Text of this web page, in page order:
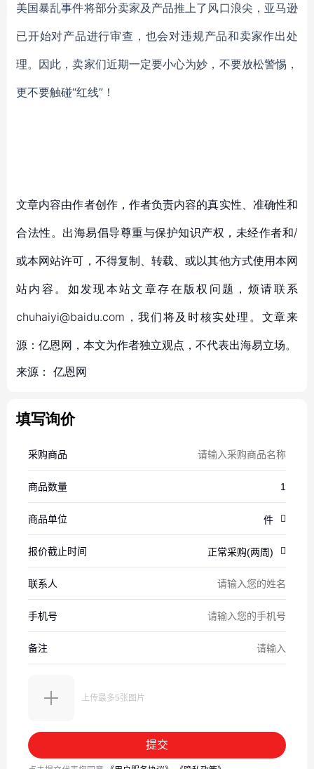
美国暴乱事件将部分卖家及产品推上了风口浪尖，亚马逊
已开始对产品进行审查，也会对违规产品和卖家作出处
理。因此，卖家们近期一定要小心为妙，不要放松警惕，
更不要触碰“红线”！
文章内容由作者创作，作者负责内容的真实性、准确性和
合法性。出海易倡导尊重与保护知识产权，未经作者和/
或本网站许可，不得复制、转载、或以其他方式使用本网
站内容。如发现本站文章存在版权问题，烦请联系
chuhaiyi@baidu.com，我们将及时核实处理。文章来
源：亿恩网，本文为作者独立观点，不代表出海易立场。
来源： 亿恩网
填写询价